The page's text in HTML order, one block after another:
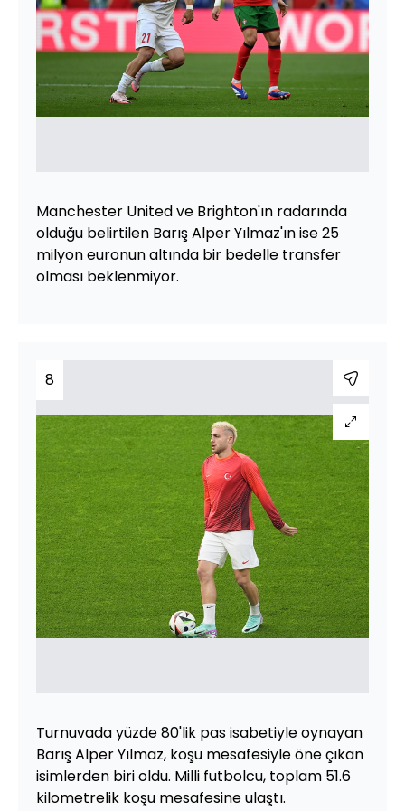
Manchester United ve Brighton'ın radarında
olduğu belirtilen Barış Alper Yılmaz'ın ise 25
milyon euronun altında bir bedelle transfer
olması beklenmiyor.
8
Turnuvada yüzde 80'lik pas isabetiyle oynayan
Barış Alper Yılmaz, koşu mesafesiyle öne çıkan
isimlerden biri oldu. Milli futbolcu, toplam 51.6
kilometrelik koşu mesafesine ulaştı.